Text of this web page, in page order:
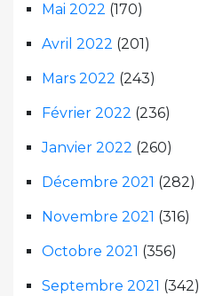
Mai 2022 (170)
Avril 2022 (201)
Mars 2022 (243)
Février 2022 (236)
Janvier 2022 (260)
Décembre 2021 (282)
Novembre 2021 (316)
Octobre 2021 (356)
Septembre 2021 (342)